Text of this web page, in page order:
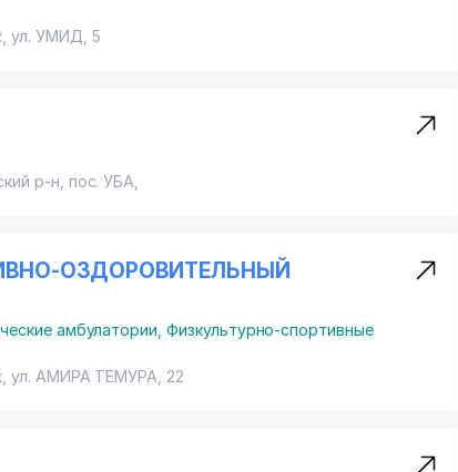
ул. УМИД , 5
р-н, пос. УБА
ОЗДОРОВИТЕЛЬНЫЙ
амбулатории ,Физкультурно-спортивные
ул. АМИРА ТЕМУРА , 22